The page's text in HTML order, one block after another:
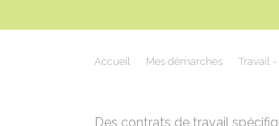
Accueil Mes démarches Travail
Des contrats de travail